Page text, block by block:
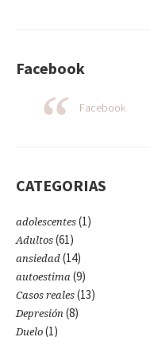
Facebook
Facebook
CATEGORIAS
adolescentes (1)
Adultos (61)
ansiedad (14)
autoestima (9)
Casos reales (13)
Depresión (8)
Duelo (1)